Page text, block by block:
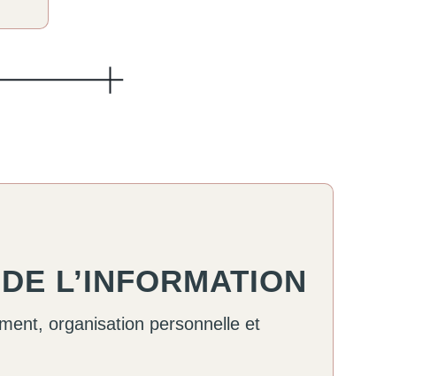
L’INFORMATION
organisation personnelle et